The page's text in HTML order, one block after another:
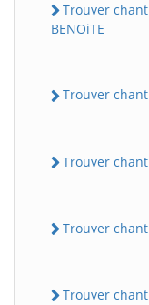
Trouver
BENOiTE
Trouver
Trouver
Trouver
Trouver